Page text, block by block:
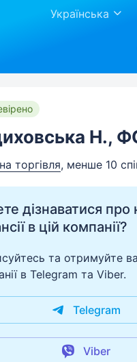
Українська
Н.,
торгівля, менше 10
дізнаватися про
в цій компанії?
та отримуйте
в Telegram та Viber.
Telegram
Viber